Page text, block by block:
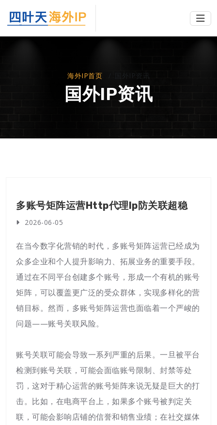
海外IP首页 国外IP资讯
国外IP资讯
多账号矩阵运营http代理ip防关联超稳
2026-06-05
在当今数字化营销的时代，多账号矩阵运营已经成为
众多企业和个人提升影响力、拓展业务的重要手段。
通过在不同平台创建多个账号，形成一个有机的账号
矩阵，可以覆盖更广泛的受众群体，实现多样化的营
销目标。然而，多账号矩阵运营也面临着一个严峻的
问题——账号关联风险。
账号关联可能会导致一系列严重的后果。一旦被平台
检测到账号关联，可能会面临账号限制、封禁等处
罚，这对于精心运营的账号矩阵来说无疑是巨大的打
击。比如，在电商平台上，如果多个账号被判定关
联，可能会影响店铺的信誉和销售业绩；在社交媒体